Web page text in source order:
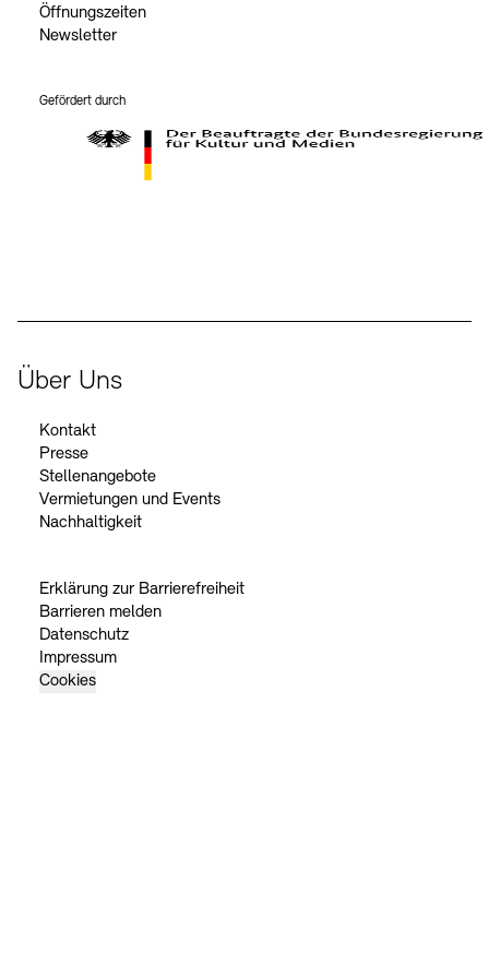
Öffnungszeiten
Newsletter
Gefördert durch
Über Uns
Kontakt
Presse
Stellenangebote
Vermietungen und Events
Nachhaltigkeit
Erklärung zur Barrierefreiheit
Barrieren melden
Datenschutz
Impressum
Cookies